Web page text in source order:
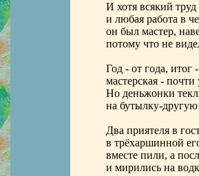
И хотя всякий
и любая работа в
он был мастер,
потому что не
Год - от года, итог
мастерская - почти
Но деньжонки
на бутылку-другую
Два приятеля в
в трёхаршинной
вместе пили, а
и мирились на